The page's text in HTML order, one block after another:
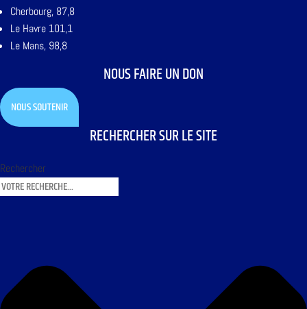
Cherbourg, 87,8
Le Havre 101,1
Le Mans, 98,8
NOUS FAIRE UN DON
NOUS SOUTENIR
RECHERCHER SUR LE SITE
Rechercher